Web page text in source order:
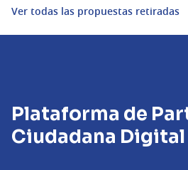
Ver todas las propuestas retiradas
Plataforma de
Ciudadana Digital